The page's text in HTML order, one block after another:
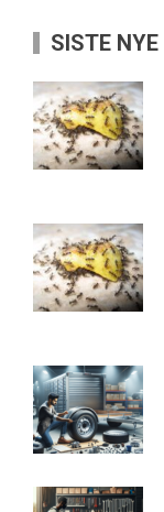
SISTE NYE